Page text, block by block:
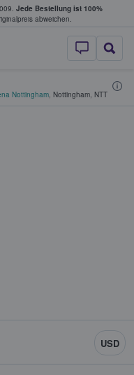
Jede Bestellung ist 100%
abweichen.
StubHub - Wo
Nottingham, Nottingham, NTT
USD